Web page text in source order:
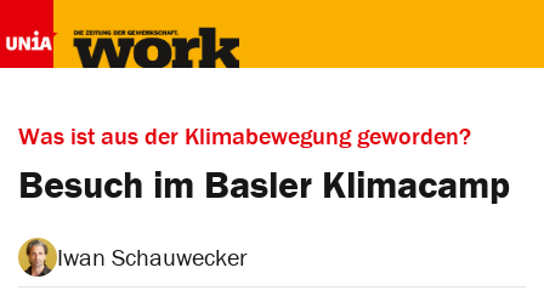
Was ist aus der Klimabewegung geworden?
Besuch im Basler Klimacamp
Iwan Schauwecker